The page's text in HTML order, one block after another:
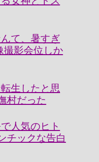
て、暑すぎ
撮影会位しか
生したと思
村だった
人気のヒト
チックな告白